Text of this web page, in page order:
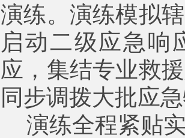
演练。演练模拟
启动二级应急响
应，集结专业救
同步调拨大批应
演练全程紧贴